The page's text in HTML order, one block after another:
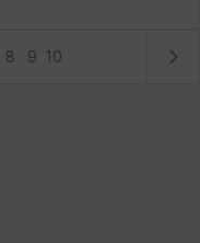
8 9 10